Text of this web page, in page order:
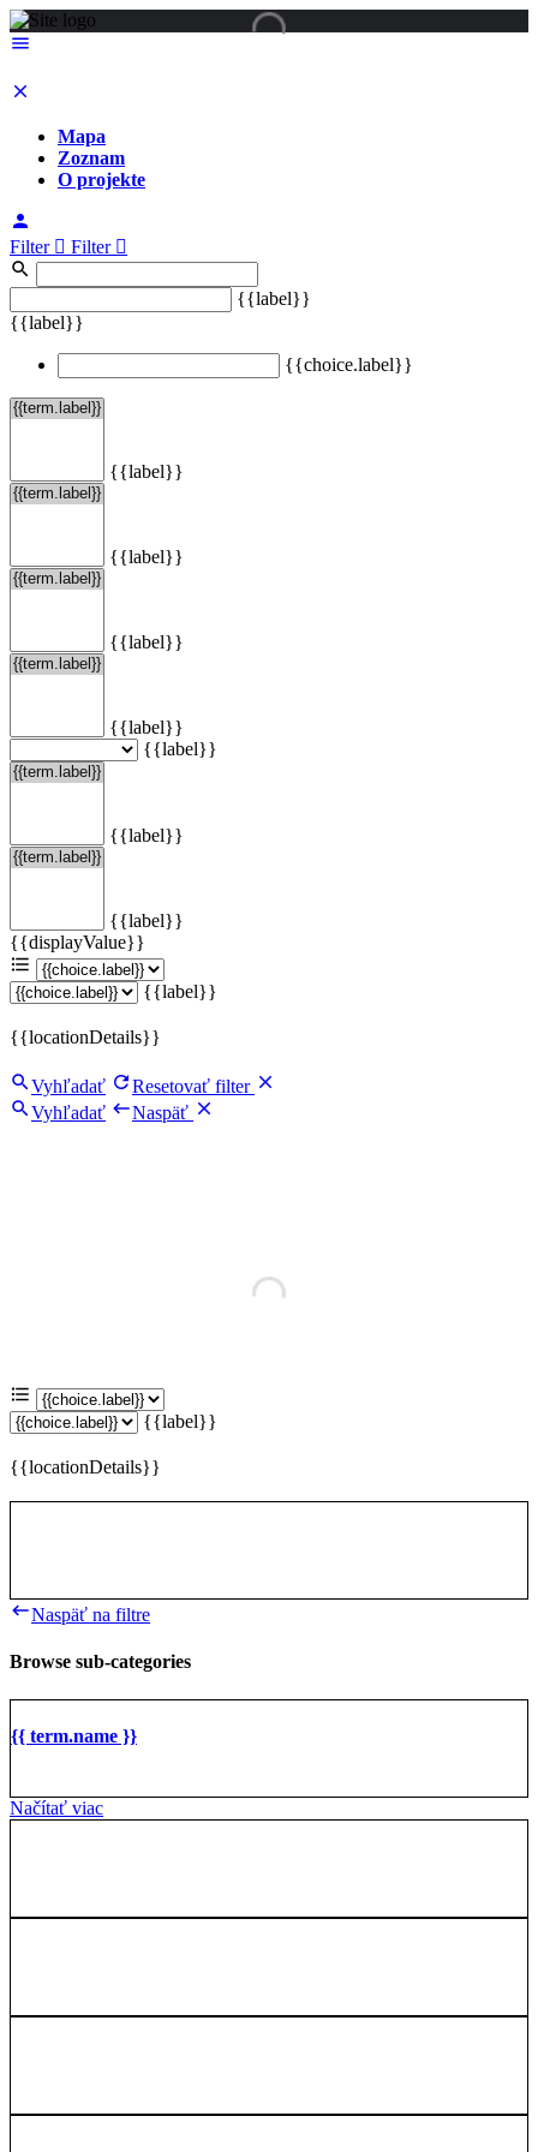
Mapa
Zoznam
O projekte
Filter Filter
{{label}}
{{label}}
{{choice.label}}
{{label}}
{{label}}
{{label}}
{{label}}
{{label}}
{{label}}
{{label}}
{{displayValue}}
{{label}}
{{locationDetails}}
Vyhľadať
Resetovať filter
Vyhľadať
Naspäť
{{label}}
{{locationDetails}}
Naspäť na filtre
Browse sub-categories
{{ term.name }}
Načítať viac